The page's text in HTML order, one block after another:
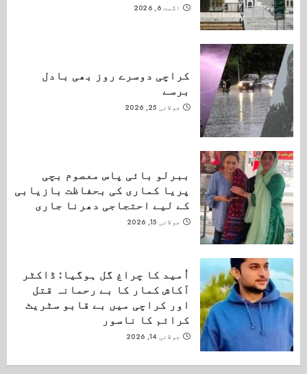
اگست 6, 2026
کراچی دوسرے روز بھی بادل
برسے
جولائی 25, 2026
ببرلو بائی پاس معصوم بچی
پریا کماری کی بحفاظت بازیابی
کے لیے احتجاجی دھرنا جاری
جولائی 15, 2026
اُمید کا چراغ گل ہوگیا: ڈاکٹر
آکاش کمار کا بے رحمانہ قتل
اور کراچی میں بے قابو سٹریٹ
کرائم کا ناسور
جولائی 14, 2026